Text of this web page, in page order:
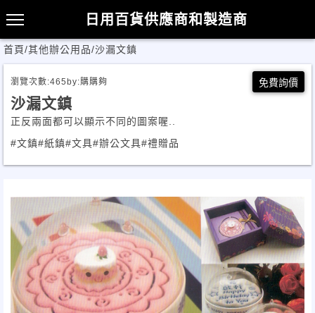
日用百貨供應商和製造商
首頁/其他辦公用品/沙漏文鎮
瀏覽次數:465 by:購購夠 免費詢價
沙漏文鎮
正反兩面都可以顯示不同的圖案喔..
#文鎮#紙鎮#文具#辦公文具#禮贈品